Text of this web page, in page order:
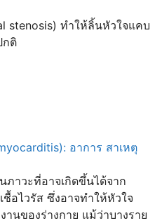
stenosis) ทำให้ลิ้นหัวใจแคบ
กติ
อาการ สาเหตุ
ภาวะที่อาจเกิดขึ้นได้จาก
อไวรัส ซึ่งอาจทำให้หัวใจ
นของร่างกาย แม้ว่าบางราย